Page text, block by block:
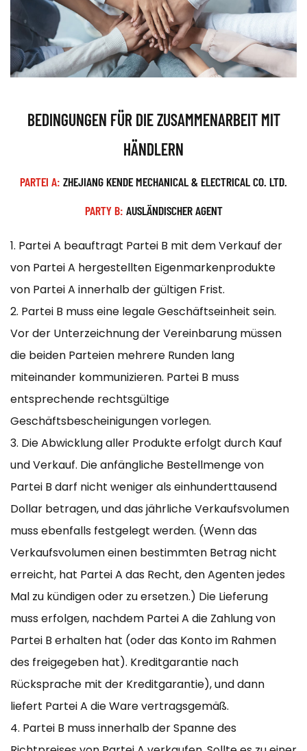
BEDINGUNGEN FÜR DIE ZUSAMMENARBEIT MIT
HÄNDLERN
PARTEI A: ZHEJIANG KENDE MECHANICAL & ELECTRICAL CO. LTD.
PARTY B: AUSLÄNDISCHER AGENT
1. Partei A beauftragt Partei B mit dem Verkauf der
von Partei A hergestellten Eigenmarkenprodukte
von Partei A innerhalb der gültigen Frist.
2. Partei B muss eine legale Geschäftseinheit sein.
Vor der Unterzeichnung der Vereinbarung müssen
die beiden Parteien mehrere Runden lang
miteinander kommunizieren. Partei B muss
entsprechende rechtsgültige
Geschäftsbescheinigungen vorlegen.
3. Die Abwicklung aller Produkte erfolgt durch Kauf
und Verkauf. Die anfängliche Bestellmenge von
Partei B darf nicht weniger als einhunderttausend
Dollar betragen, und das jährliche Verkaufsvolumen
muss ebenfalls festgelegt werden. (Wenn das
Verkaufsvolumen einen bestimmten Betrag nicht
erreicht, hat Partei A das Recht, den Agenten jedes
Mal zu kündigen oder zu ersetzen.) Die Lieferung
muss erfolgen, nachdem Partei A die Zahlung von
Partei B erhalten hat (oder das Konto im Rahmen
des freigegeben hat). Kreditgarantie nach
Rücksprache mit der Kreditgarantie), und dann
liefert Partei A die Ware vertragsgemäß.
4. Partei B muss innerhalb der Spanne des